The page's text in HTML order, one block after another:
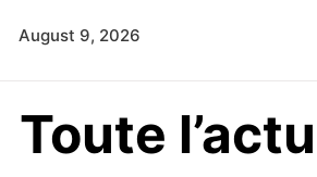
August 9, 2026
Toute